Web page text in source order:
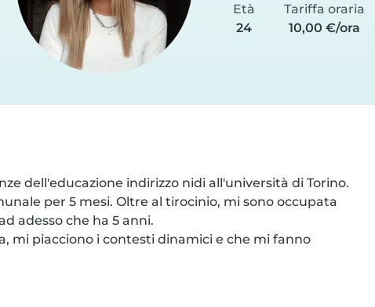
Età
24
Tariffa oraria
10,00 €/ora
dell'educazione indirizzo nidi all'università di Torino.
per 5 mesi. Oltre al tirocinio, mi sono occupata
adesso che ha 5 anni.
mi piacciono i contesti dinamici e che mi fanno